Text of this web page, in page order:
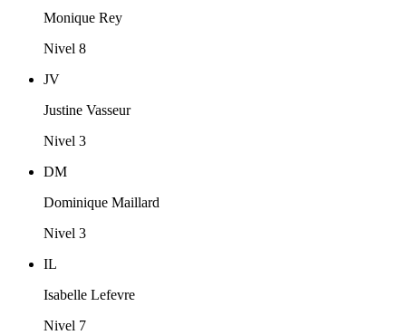
Monique Rey
Nivel 8
JV
Justine Vasseur
Nivel 3
DM
Dominique Maillard
Nivel 3
IL
Isabelle Lefevre
Nivel 7